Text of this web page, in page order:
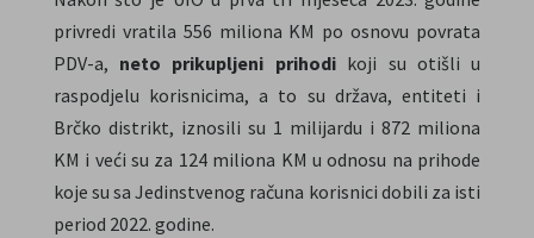
privredi vratila 556 miliona KM po osnovu povrata
PDV-a, neto prikupljeni prihodikoji su otišli u
raspodjelu korisnicima, a to su država, entiteti i
Brčko distrikt, iznosili su 1 milijardu i 872 miliona
KM i veći su za 124 miliona KM u odnosu na prihode
koje su sa Jedinstvenog računa korisnici dobili za isti
period 2022. godine.